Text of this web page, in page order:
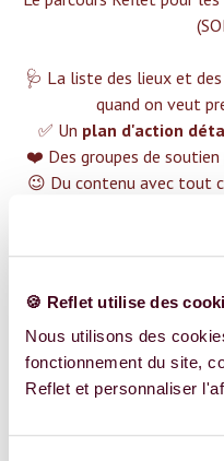
🍪 Reflet utilise des
Nous utilisons des
fonctionnement du site,
Reflet et personnaliser
🩺 La liste des lieux et des
quand on veut
✅ Un plan d'action
❤️ Des groupes de
😉 Du contenu avec tout
Plus de 400